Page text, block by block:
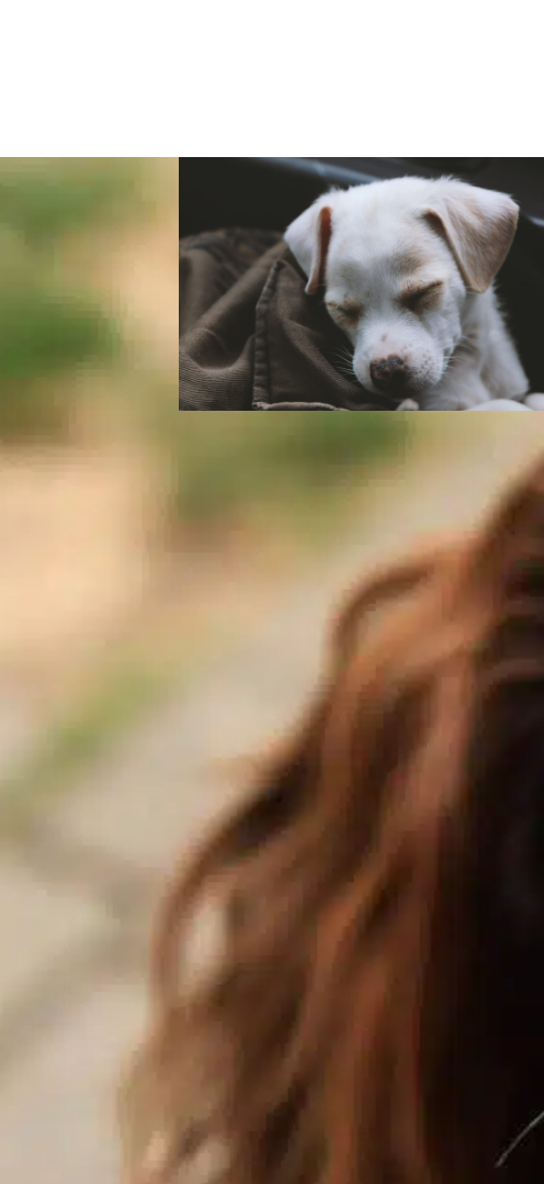
Como acalmar um
cão agressivo?
Uncategorized
Lidar com um cão agressivo pode ser
assustador para qualquer proprietário de
animal de estimação. Vários fatores
contribuem para o comportamento
agressivo de um cão, como medo, instintos
territoriais ou traumas passados.
Reconhecer os sinais de agressão e entender
como lidar com eles pode melhorar
significativamente o comportamento do cão
e o relacionamento entre vocês.…
aggressive behavior
igualmente importante